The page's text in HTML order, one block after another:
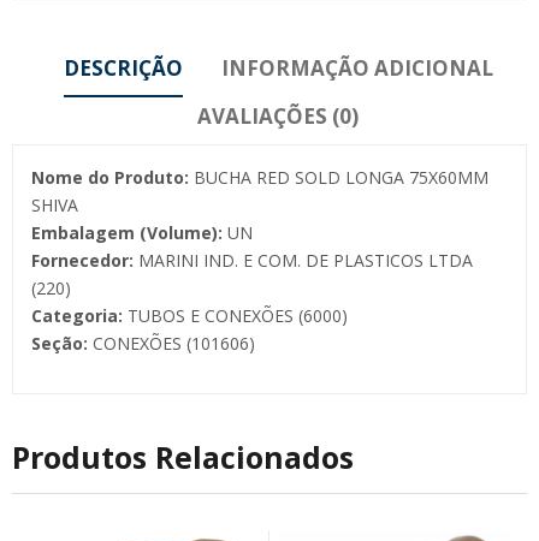
DESCRIÇÃO
INFORMAÇÃO ADICIONAL
AVALIAÇÕES (0)
Nome do Produto: BUCHA RED SOLD LONGA 75X60MM
SHIVA
Embalagem (Volume): UN
Fornecedor: MARINI IND. E COM. DE PLASTICOS LTDA
(220)
Categoria: TUBOS E CONEXÕES (6000)
Seção: CONEXÕES (101606)
Produtos Relacionados